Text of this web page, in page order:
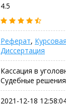
4.5
Реферат, Курсовая
Диссертация
Кассация в
Судебные
2021-12-18